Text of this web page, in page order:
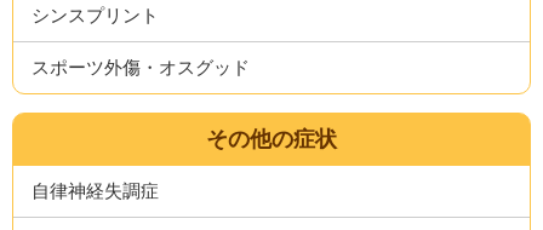
シンスプリント
スポーツ外傷・オスグッド
その他の症状
自律神経失調症